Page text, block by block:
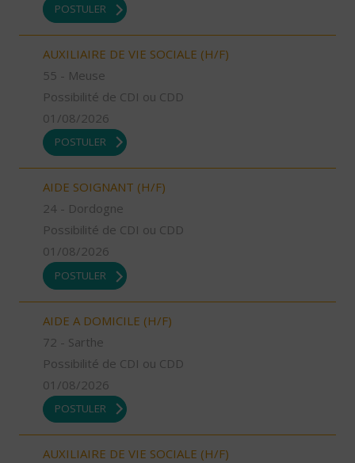
POSTULER
AUXILIAIRE DE VIE SOCIALE (H/F)
55 - Meuse
Possibilité de CDI ou CDD
01/08/2026
POSTULER
AIDE SOIGNANT (H/F)
24 - Dordogne
Possibilité de CDI ou CDD
01/08/2026
POSTULER
AIDE A DOMICILE (H/F)
72 - Sarthe
Possibilité de CDI ou CDD
01/08/2026
POSTULER
AUXILIAIRE DE VIE SOCIALE (H/F)